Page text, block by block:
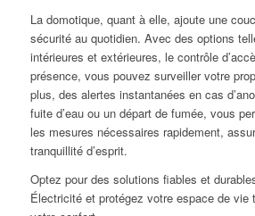
La domotique, quant à elle, ajoute une
sécurité au quotidien. Avec des options
intérieures et extérieures, le contrôle
présence, vous pouvez surveiller votre
plus, des alertes instantanées en cas
fuite d’eau ou un départ de fumée, vous
les mesures nécessaires rapidement,
tranquillité d’esprit.
Optez pour des solutions fiables et
Électricité et protégez votre espace de vie